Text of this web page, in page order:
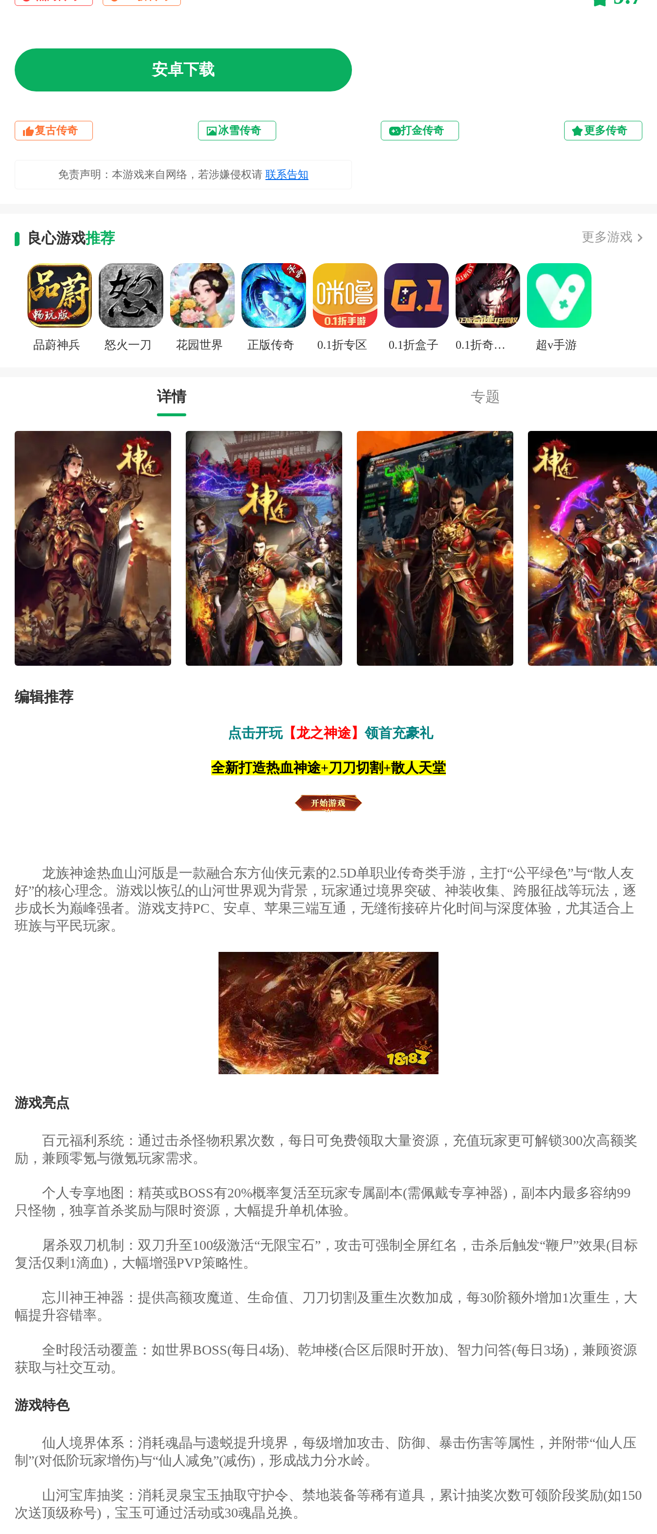
安卓下载
复古传奇 冰雪传奇 打金传奇 更多传奇
免责声明：本游戏来自网络，若涉嫌侵权请 联系告知
良心游戏推荐 更多游戏
品蔚神兵 怒火一刀 花园世界 正版传奇 0.1折专区 0.1折盒子 0.1折奇迹mu 超v手游
详情 专题
编辑推荐
点击开玩【龙之神途】领首充豪礼
全新打造热血神途+刀刀切割+散人天堂
龙族神途热血山河版是一款融合东方仙侠元素的2.5D单职业传奇类手游，主打“公平绿色”与“散人友
好”的核心理念。游戏以恢弘的山河世界观为背景，玩家通过境界突破、神装收集、跨服征战等玩法，逐
步成长为巅峰强者。游戏支持PC、安卓、苹果三端互通，无缝衔接碎片化时间与深度体验，尤其适合上
班族与平民玩家。
游戏亮点
​​百元福利系统​​：通过击杀怪物积累次数，每日可免费领取大量资源，充值玩家更可解锁300次高额奖
励，兼顾零氪与微氪玩家需求。
​​个人专享地图​​：精英或BOSS有20%概率复活至玩家专属副本(需佩戴专享神器)，副本内最多容纳99
只怪物，独享首杀奖励与限时资源，大幅提升单机体验。
​​屠杀双刀机制​​：双刀升至100级激活“无限宝石”，攻击可强制全屏红名，击杀后触发“鞭尸”效果(目标
复活仅剩1滴血)，大幅增强PVP策略性。
​​忘川神王神器​​：提供高额攻魔道、生命值、刀刀切割及重生次数加成，每30阶额外增加1次重生，大
幅提升容错率。
​​全时段活动覆盖​​：如世界BOSS(每日4场)、乾坤楼(合区后限时开放)、智力问答(每日3场)，兼顾资源
获取与社交互动。
游戏特色
​​仙人境界体系​​：消耗魂晶与遗蜕提升境界，每级增加攻击、防御、暴击伤害等属性，并附带“仙人压
制”(对低阶玩家增伤)与“仙人减免”(减伤)，形成战力分水岭。
​​山河宝库抽奖​​：消耗灵泉宝玉抽取守护令、禁地装备等稀有道具，累计抽奖次数可领阶段奖励(如150
次送顶级称号)，宝玉可通过活动或30魂晶兑换。